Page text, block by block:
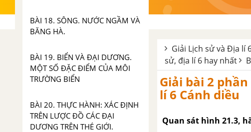
BÀI 18. SÔNG. NƯỚC NGẦM VÀ
BĂNG HÀ.
BÀI 19. BIỂN VÀ ĐẠI DƯƠNG.
MỘT SỐ ĐẶC ĐIỂM CỦA MÔI
TRƯỜNG BIỂN
BÀI 20. THỰC HÀNH: XÁC ĐỊNH
TRÊN LƯỢC ĐỒ CÁC ĐẠI
DƯƠNG TRÊN THÉ GIỚI.
Giải Lịch sử và Địa lí
sử, địa lí 6 hay nhất
Giải bài 2
lí 6 Cánh diều
Quan sát hình 21.3,